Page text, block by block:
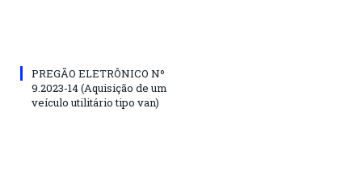
PREGÃO ELETRÔNICO Nº
9.2023-14 (Aquisição de um
veículo utilitário tipo van)